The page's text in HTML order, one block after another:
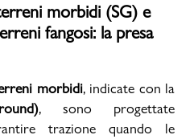
morbidi (SG) e
fangosi: la presa
morbidi, indicate con la
, sono progettate
trazione quando le